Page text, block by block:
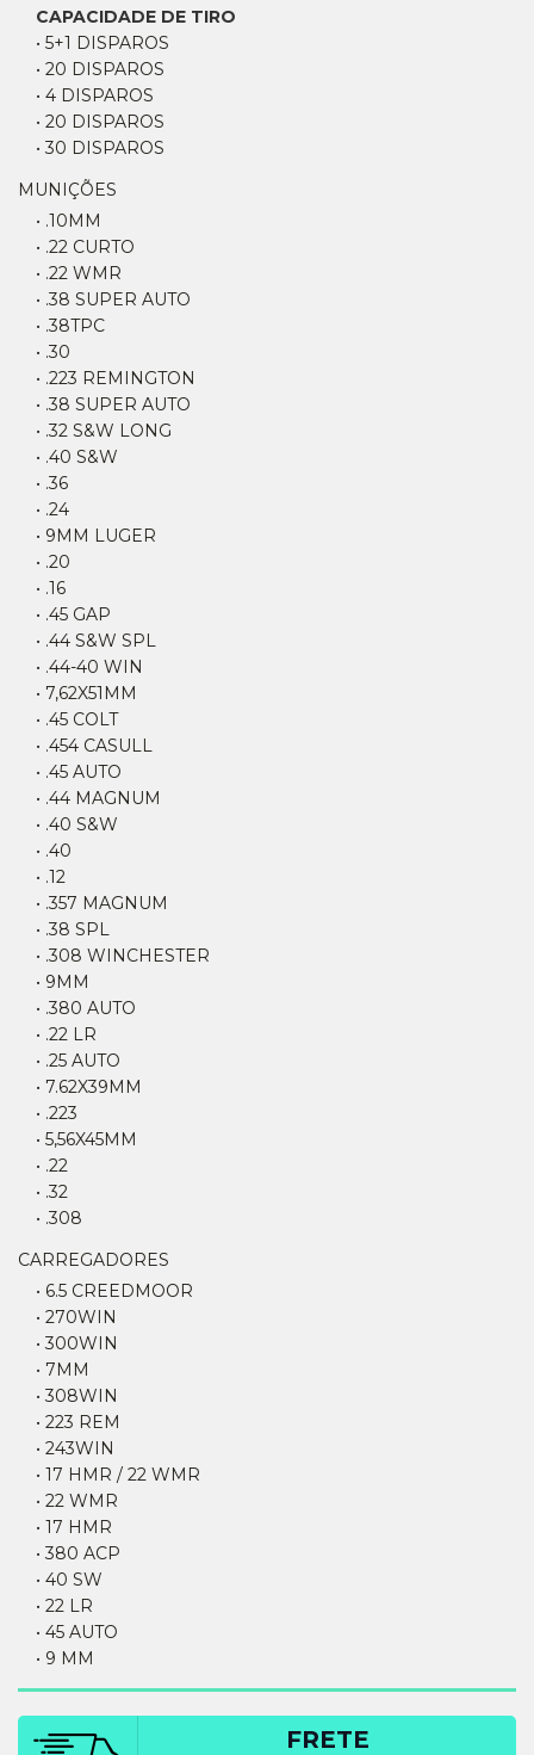
CAPACIDADE DE TIRO
• 5+1 DISPAROS
• 20 DISPAROS
• 4 DISPAROS
• 20 DISPAROS
• 30 DISPAROS
MUNIÇÕES
• .10MM
• .22 CURTO
• .22 WMR
• .38 SUPER AUTO
• .38TPC
• .30
• .223 REMINGTON
• .38 SUPER AUTO
• .32 S&W LONG
• .40 S&W
• .36
• .24
• 9MM LUGER
• .20
• .16
• .45 GAP
• .44 S&W SPL
• .44-40 WIN
• 7,62X51MM
• .45 COLT
• .454 CASULL
• .45 AUTO
• .44 MAGNUM
• .40 S&W
• .40
• .12
• .357 MAGNUM
• .38 SPL
• .308 WINCHESTER
• 9MM
• .380 AUTO
• .22 LR
• .25 AUTO
• 7.62X39MM
• .223
• 5,56X45MM
• .22
• .32
• .308
CARREGADORES
• 6.5 CREEDMOOR
• 270WIN
• 300WIN
• 7MM
• 308WIN
• 223 REM
• 243WIN
• 17 HMR / 22 WMR
• 22 WMR
• 17 HMR
• 380 ACP
• 40 SW
• 22 LR
• 45 AUTO
• 9 MM
FRETE